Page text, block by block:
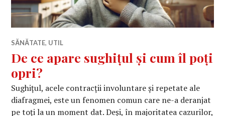
SĂNĂTATE, UTIL
De ce apare sughițul și cum îl poți
opri?
Sughițul, acele contracții involuntare și repetate ale
diafragmei, este un fenomen comun care ne-a deranjat
pe toți la un moment dat. Deși, în majoritatea cazurilor,